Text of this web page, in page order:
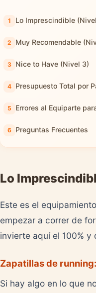
Lo Imprescindible
Muy Recomendable
Nice to Have (Nivel 3)
Presupuesto Total por
Errores al Equiparte
Preguntas Frecuentes
Lo
Este es el
empezar a correr de
invierte aquí el 100% y
Zapatillas de
Si hay algo en lo que